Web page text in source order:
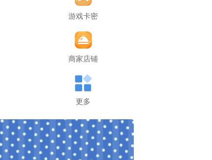
游戏卡密
商家店铺
更多